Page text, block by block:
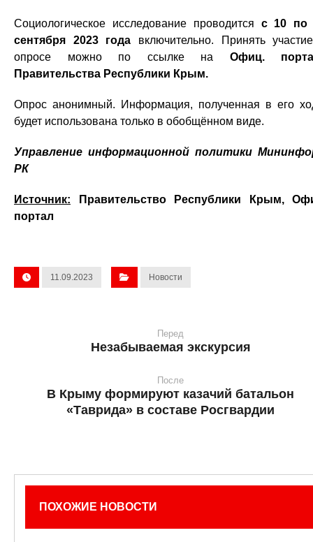
Социологическое исследование проводится с 10 по
сентября 2023 года включительно. Принять
опросе можно по ссылке на Офиц.
Правительства Республики Крым.
Опрос анонимный. Информация, полученная в его
будет использована только в обобщённом виде.
Управление информационной политики
РК
Источник:
Правительство Республики Крым,
портал
11.09.2023 Новости
Перед
Незабываемая экскурсия
После
В Крыму формируют казачий батальон
«Таврида» в составе Росгвардии
ПОХОЖИЕ НОВОСТИ